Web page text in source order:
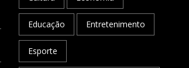
Educação Entretenimento
Esporte